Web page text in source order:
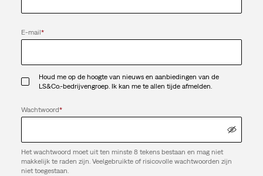
E-mail*
Houd me op de hoogte van nieuws en aanbiedingen van de
LS&Co.-bedrijvengroep. Ik kan me te allen tijde afmelden.
Wachtwoord*
Het wachtwoord moet uit ten minste 8 tekens bestaan en mag niet
makkelijk te raden zijn. Veelgebruikte of risicovolle wachtwoorden zijn
niet toegestaan.